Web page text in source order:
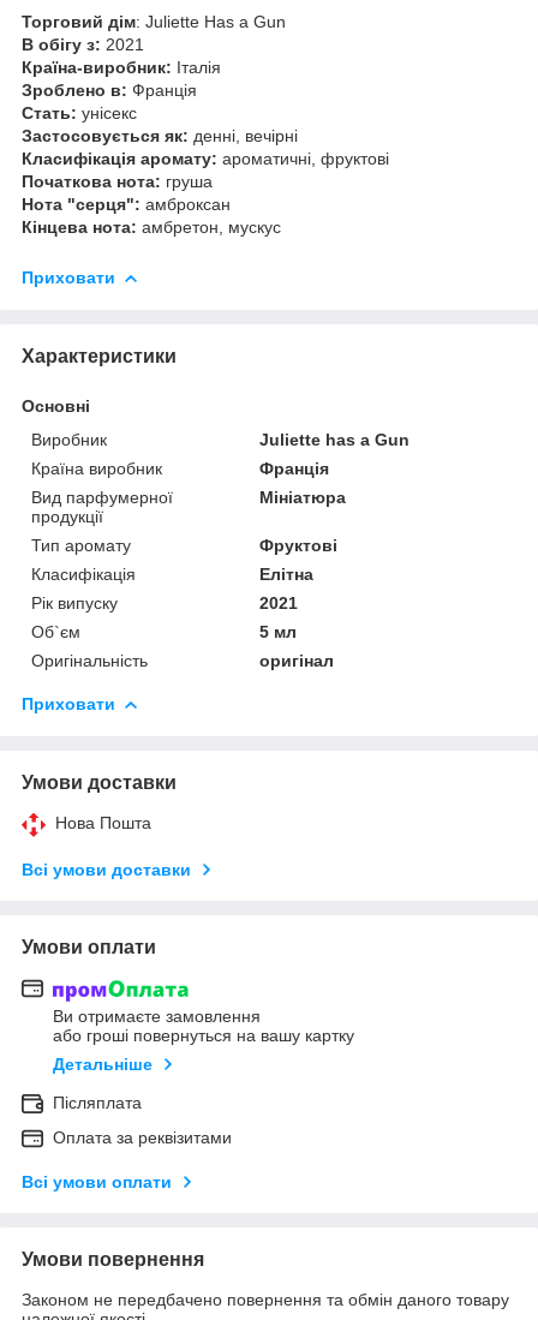
Торговий дім: Juliette Has a Gun
В обігу з: 2021
Країна-виробник: Італія
Зроблено в: Франція
Стать: унісекс
Застосовується як: денні, вечірні
Класифікація аромату: ароматичні, фруктові
Початкова нота: груша
Нота "серця": амброксан
Кінцева нота: амбретон, мускус
Приховати
Характеристики
Основні
Виробник
Juliette has a Gun
Країна виробник
Франція
Вид парфумерної
продукції
Мініатюра
Тип аромату
Фруктові
Класифікація
Елітна
Рік випуску
2021
Об`єм
5 мл
Оригінальність
оригінал
Приховати
Умови доставки
Нова Пошта
Всі умови доставки
Умови оплати
Ви отримаєте замовлення
або гроші повернуться на вашу картку
Детальніше
Післяплата
Оплата за реквізитами
Всі умови оплати
Умови повернення
Законом не передбачено повернення та обмін даного товару